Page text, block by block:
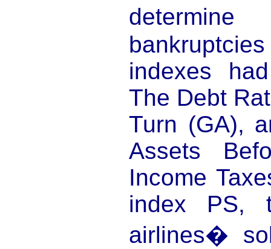
indexes
The Debt
Turn (GA),
Assets
Income
index PS,
airlines�